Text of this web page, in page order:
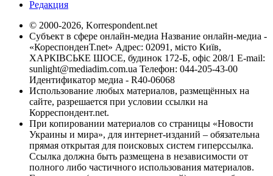
Редакция
© 2000-2026, Korrespondent.net
Субъект в сфере онлайн-медиа Название онлайн-медиа -
«КореспонденТ.net» Адрес: 02091, місто Київ,
ХАРКІВСЬКЕ ШОСЕ, будинок 172-Б, офіс 208/1 E-mail:
sunlight@mediadim.com.ua Телефон: 044-205-43-00
Идентификатор медиа - R40-06068
Использование любых материалов, размещённых на
сайте, разрешается при условии ссылки на
Корреспондент.net.
При копировании материалов со страницы «Новости
Украины и мира», для интернет-изданий – обязательна
прямая открытая для поисковых систем гиперссылка.
Ссылка должна быть размещена в независимости от
полного либо частичного использования материалов.